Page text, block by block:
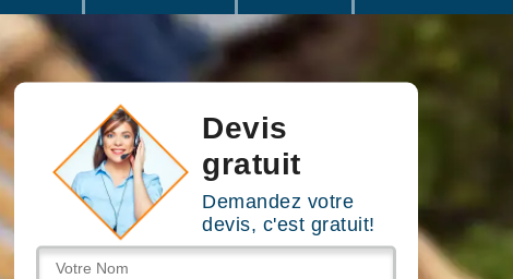
Devis
gratuit
Demandez votre
devis, c'est gratuit!